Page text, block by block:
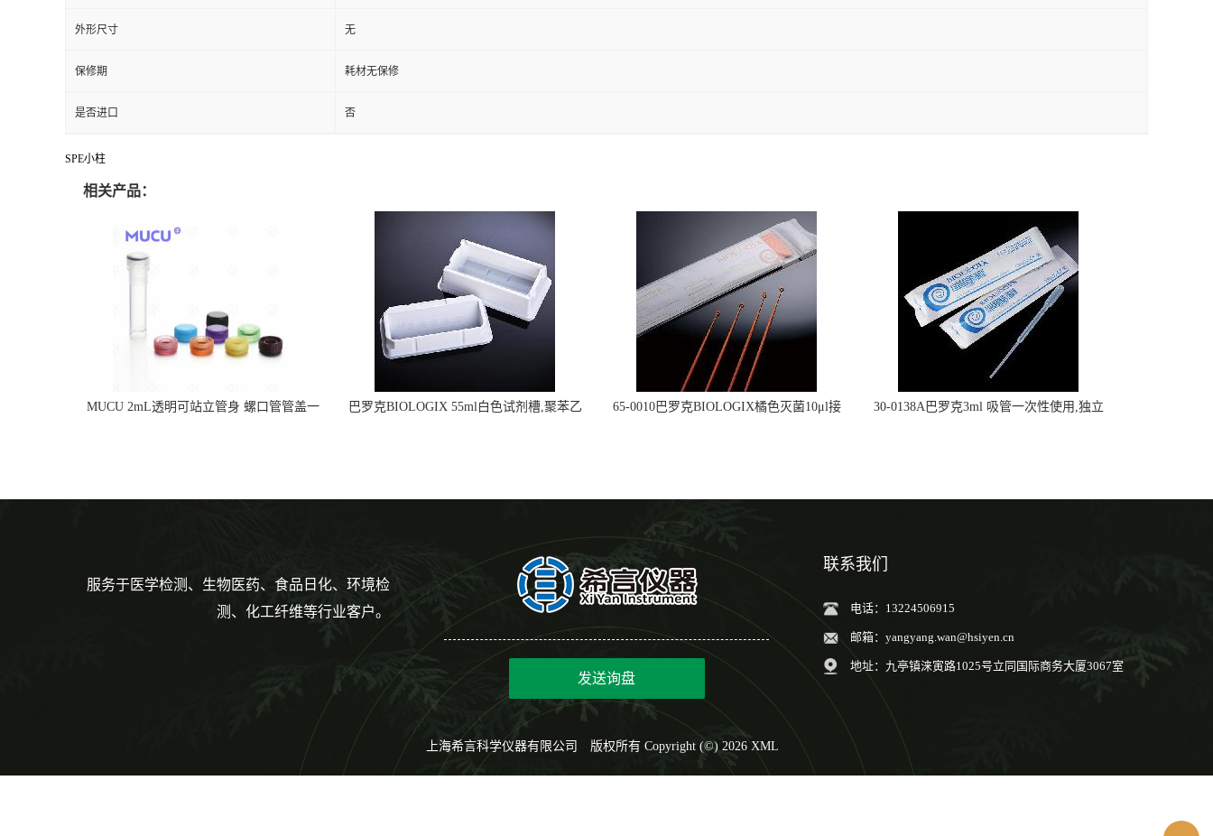
外形尺寸 无
保修期 耗材无保修
是否进口 否
SPE小柱
相关产品：
MUCU 2mL透明可站立管身 螺口管管盖一
巴罗克BIOLOGIX 55ml白色试剂槽,聚苯乙
65-0010巴罗克BIOLOGIX橘色灭菌10μl接
30-0138A巴罗克3ml 吸管一次性使用,独立
服务于医学检测、生物医药、食品日化、环境检
测、化工纤维等行业客户。
发送询盘
联系我们
电话：13224506915
邮箱： yangyang.wan@hsiyen.cn
地址：九亭镇涞寅路1025号立同国际商务大厦3067室
上海希言科学仪器有限公司 版权所有 Copyright (©) 2026 XML